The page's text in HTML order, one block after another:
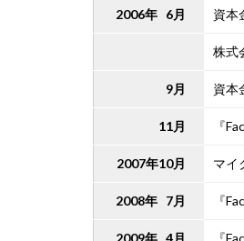
2006年 6月 資本
株式
9月 資本
11月 『
2007年10月 マイ
2008年 7月 『
2009年 4月 『